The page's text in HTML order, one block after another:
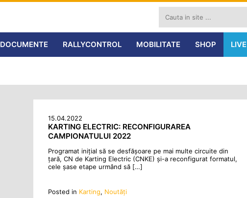
DOCUMENTE RALLYCONTROL MOBILITATE SHOP LIVE
15.04.2022
KARTING ELECTRIC: RECONFIGURAREA
CAMPIONATULUI 2022
Programat inițial să se desfășoare pe mai multe circuite din
țară, CN de Karting Electric (CNKE) și-a reconfigurat formatul,
cele șase etape urmând să […]
Posted in Karting, Noutăţi